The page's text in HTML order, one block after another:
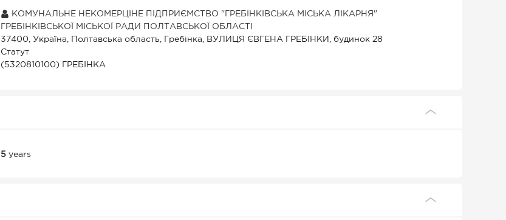
КОМУНАЛЬНЕ НЕКОМЕРЦІНЕ ПІДПРИЄМСТВО "ГРЕБІНКІВСЬКА МІСЬКА ЛІКАРНЯ"
ГРЕБІНКІВСЬКОЇ МІСЬКОЇ РАДИ ПОЛТАВСЬКОЇ ОБЛАСТІ
37400, Україна, Полтавська область, Гребінка, ВУЛИЦЯ ЄВГЕНА ГРЕБІНКИ, будинок 28
Статут
(5320810100) ГРЕБІНКА
5 years